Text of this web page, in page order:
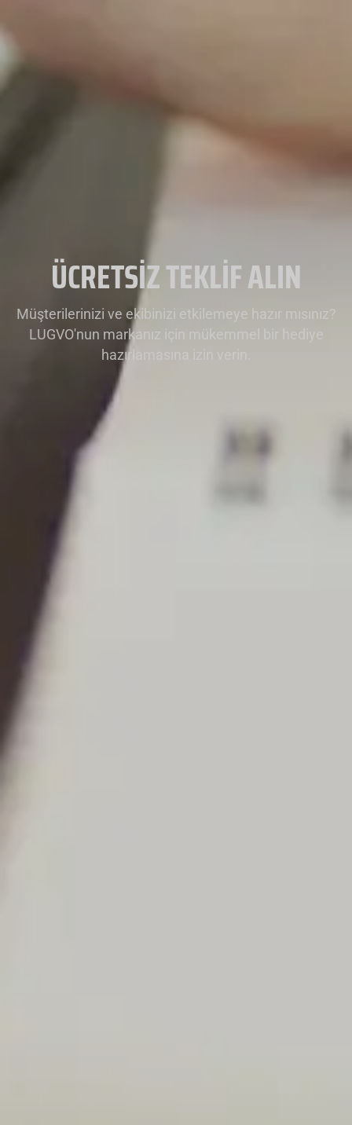
ÜCRETSIZ TEKLIF ALIN
Müşterilerinizi ve ekibinizi etkilemeye hazır mısınız?
LUGVO'nun markanız için mükemmel bir hediye
hazırlamasına izin verin.